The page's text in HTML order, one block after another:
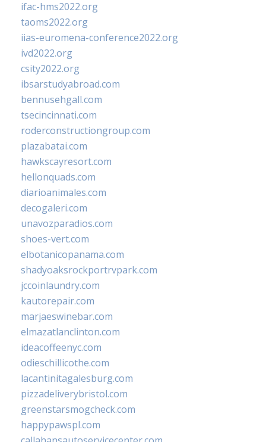
ifac-hms2022.org
taoms2022.org
iias-euromena-conference2022.org
ivd2022.org
csity2022.org
ibsarstudyabroad.com
bennusehgall.com
tsecincinnati.com
roderconstructiongroup.com
plazabatai.com
hawkscayresort.com
hellonquads.com
diarioanimales.com
decogaleri.com
unavozparadios.com
shoes-vert.com
elbotanicopanama.com
shadyoaksrockportrvpark.com
jccoinlaundry.com
kautorepair.com
marjaeswinebar.com
elmazatlanclinton.com
ideacoffeenyc.com
odieschillicothe.com
lacantinitagalesburg.com
pizzadeliverybristol.com
greenstarsmogcheck.com
happypawspl.com